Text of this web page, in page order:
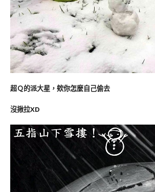
超Ｑ的派大星，欸你怎麼自己偷去
沒揪拉XD